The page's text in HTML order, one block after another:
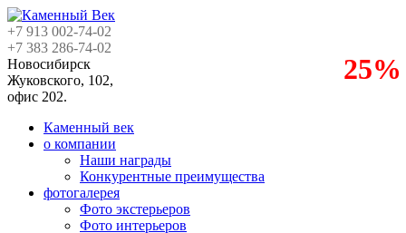
+7 913 002-74-02
+7 383 286-74-02
Новосибирск
Жуковского, 102,
офис 202.
25%
Каменный век
о компании
Наши награды
Конкурентные преимущества
фотогалерея
Фото экстерьеров
Фото интерьеров